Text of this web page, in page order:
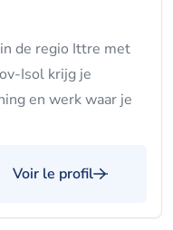
de regio Ittre met
Isol krijg je
en werk waar je
Voir le profil